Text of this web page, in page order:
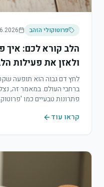
פרוטוקולי הזהב
הלב קורא לכם: איך
ולאזן את פעילות
לחץ דם גבוה הוא תופעה
ברחבי העולם. במאמר זה,
פתרונות טבעיים כמו
קראו עוד